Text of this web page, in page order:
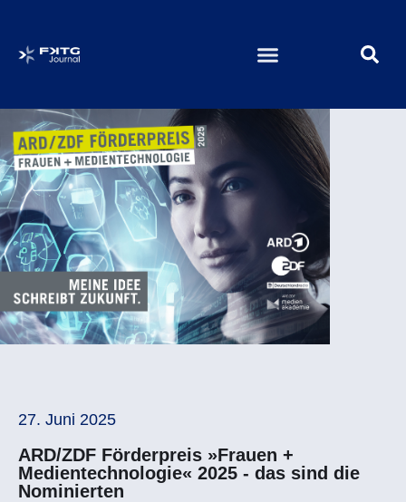
27. Juni 2025
ARD/ZDF Förderpreis »Frauen +
Medientechnologie« 2025 - das sind die
Nominierten